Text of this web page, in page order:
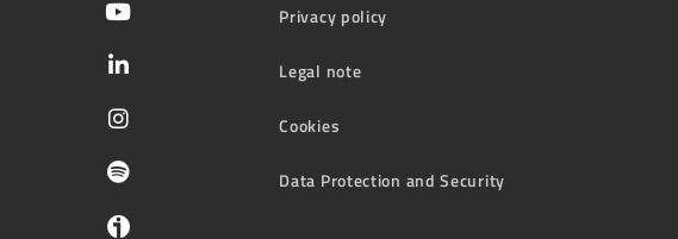
Privacy policy
Legal note
Cookies
Data Protection and Security